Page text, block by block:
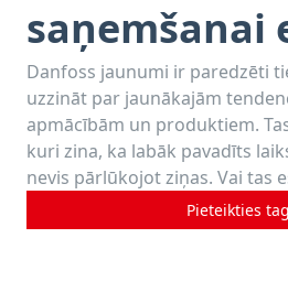
saņemšanai
Danfoss jaunumi ir paredzēti
uzzināt par jaunākajām
apmācībām un produktiem.
kuri zina, ka labāk pavadīts
nevis pārlūkojot ziņas. Vai tas
Pieteikties